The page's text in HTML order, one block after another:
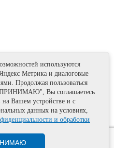
Правила
используются
Метрика и диалоговые
Продолжая пользоваться
Вы соглашаетесь
Вашем устройстве и с
данных на условиях,
и обработки